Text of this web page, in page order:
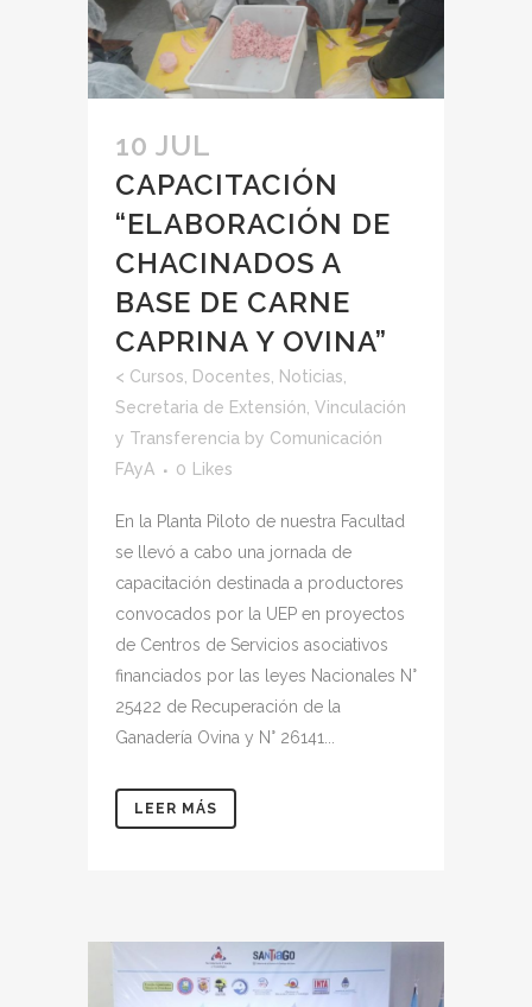
10 JUL
CAPACITACIÓN
“ELABORACIÓN DE
CHACINADOS A
BASE DE CARNE
CAPRINA Y OVINA”
< Cursos Docentes Noticias
Secretaria de Extensión, Vinculación
y Transferencia by Comunicación
FAyA
0 Likes
En la Planta Piloto de nuestra Facultad
se llevó a cabo una jornada de
capacitación destinada a productores
convocados por la UEP en proyectos
de Centros de Servicios asociativos
financiados por las leyes Nacionales N°
25422 de Recuperación de la
Ganadería Ovina y N° 26141...
LEER MÁS